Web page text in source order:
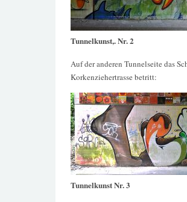
Tunnelkunst,. Nr. 2
Auf der anderen Tunnelseite das
Korkenziehertrasse betritt:
Tunnelkunst Nr. 3